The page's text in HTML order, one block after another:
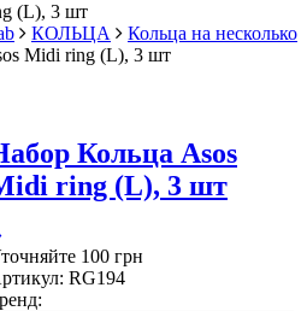
(L), 3 шт
КОЛЬЦА
Кольца на несколько
Midi ring (L), 3 шт
Кольца Asos
ring (L), 3 шт
100 грн
RG194